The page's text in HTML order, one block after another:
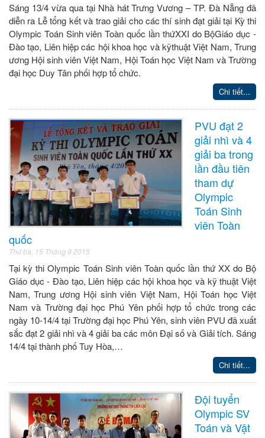
Sáng 13/4 vừa qua tại Nhà hát Trưng Vương – TP. Đà Nẵng đã
diễn ra Lễ tổng kết và trao giải cho các thí sinh đạt giải tại Kỳ thi
Olympic Toán Sinh viên Toàn quốc lần thứXXI do BộGiáo dục -
Đào tạo, Liên hiệp các hội khoa học và kỹthuật Việt Nam, Trung
ương Hội sinh viên Việt Nam, Hội Toán học Việt Nam và Trường
đại học Duy Tân phối hợp tổ chức.
Chi tiết...
PVU đạt 2
giải nhì và 4
giải ba trong
lần đầu tiên
tham dự
Olympic
Toán Sinh
viên Toàn
quốc
Thứ ba, 15 Tháng 9 2015
Tại kỳ thi Olympic Toán Sinh viên Toàn quốc lần thứ XX do Bộ
Giáo dục - Đào tạo, Liên hiệp các hội khoa học và kỹ thuật Việt
Nam, Trung ương Hội sinh viên Việt Nam, Hội Toán học Việt
Nam và Trường đại học Phú Yên phối hợp tổ chức trong các
ngày 10-14/4 tại Trường đại học Phú Yên, sinh viên PVU đã xuất
sắc đạt 2 giải nhì và 4 giải ba các môn Đại số và Giải tích. Sáng
14/4 tại thành phố Tuy Hòa,…
Chi tiết...
Đội tuyển
Olympic SV
Toán và Vật